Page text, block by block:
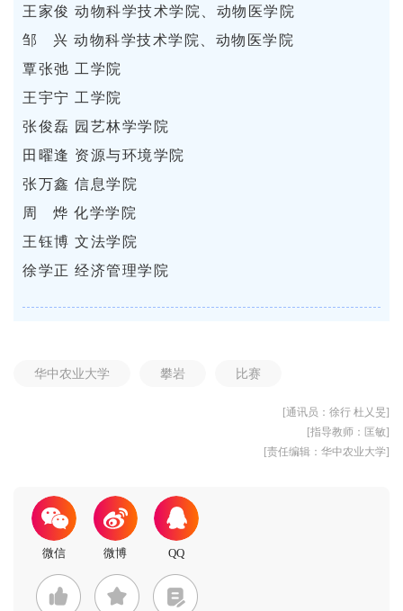
王家俊 动物科学技术学院、动物医学院
邹 兴 动物科学技术学院、动物医学院
覃张弛 工学院
王宇宁 工学院
张俊磊 园艺林学学院
田曜逢 资源与环境学院
张万鑫 信息学院
周 烨 化学学院
王钰博 文法学院
徐学正 经济管理学院
华中农业大学 攀岩 比赛
[通讯员：徐行 杜乂旻]
[指导教师：匡敏]
[责任编辑：华中农业大学]